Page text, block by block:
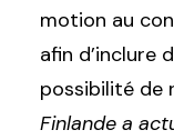
motion au
afin d’inclure
possibilité de
Finlande a